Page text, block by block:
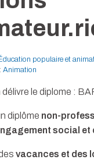
populaire et
Animation
le diplome :
diplôme non-
social et
vacances et des